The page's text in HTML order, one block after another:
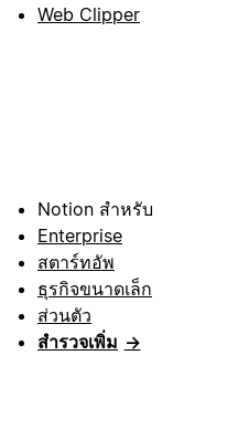
Web Clipper
Notion สำหรับ
Enterprise
สตาร์ทอัพ
ธุรกิจขนาดเล็ก
ส่วนตัว
สำรวจเพิ่ม →